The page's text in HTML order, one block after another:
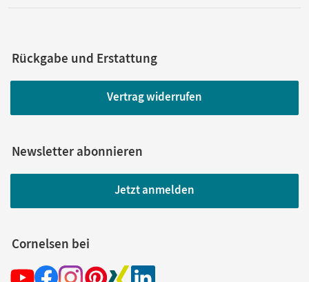
Rückgabe und Erstattung
Vertrag widerrufen
Newsletter abonnieren
Jetzt anmelden
Cornelsen bei